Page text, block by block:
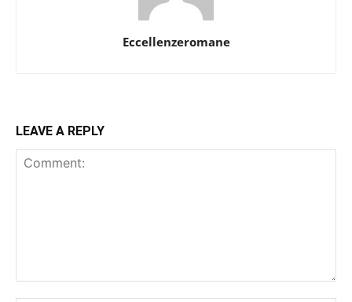
Eccellenzeromane
LEAVE A REPLY